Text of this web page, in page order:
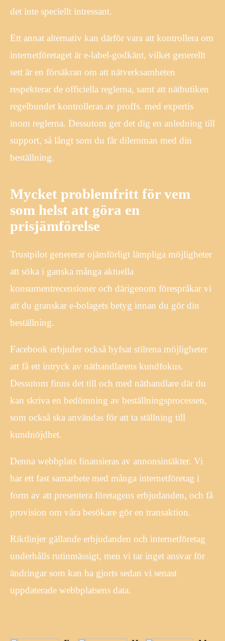
det inte speciellt intressant.
Ett annat alternativ kan därför vara att kontrollera om
internetföretaget är e-label-godkänt, vilket generellt
sett är en försäkran om att nätverksamheten
respekterar de officiella reglerna, samt att nätbutiken
regelbundet kontrolleras av proffs. med expertis
inom reglerna. Dessutom ger det dig en anledning till
support, så långt som du får dilemman med din
beställning.
Mycket problemfritt för vem
som helst att göra en
prisjämförelse
Trustpilot genererar ojämförligt lämpliga möjligheter
att söka i ganska många aktuella
konsumentrecensioner och därigenom förespråkar vi
att du granskar e-bolagets betyg innan du gör din
beställning.
Facebook erbjuder också hyfsat stilrena möjligheter
att få ett intryck av näthandlarens kundfokus.
Dessutom finns det till och med näthandlare där du
kan skriva en bedömning av beställningsprocessen,
som också ska användas för att ta ställning till
kundnöjdhet.
Denna webbplats finansieras av annonsintäkter. Vi
har ett fast samarbete med många internetföretag i
form av att presentera företagens erbjudanden, och få
provision om våra besökare gör en transaktion.
Riktlinjer gällande erbjudanden och internetföretag
underhålls rutinmässigt, men vi tar inget ansvar för
ändringar som kan ha gjorts sedan vi senast
uppdaterade webbplatsens data.